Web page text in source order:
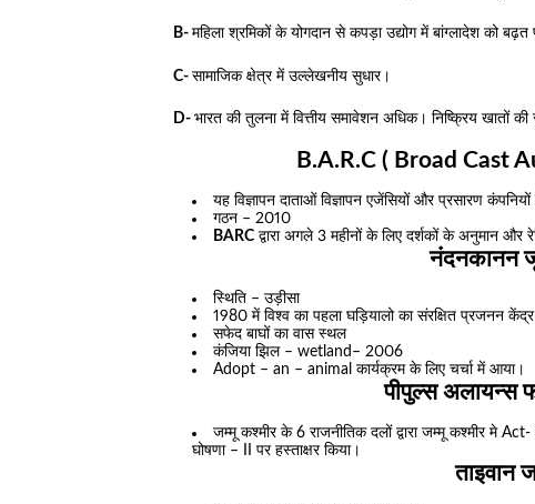
B- महिला श्रमिकों के योगदान से कपड़ा उद्योग में बांग्लादेश को बढ़त
C- सामाजिक क्षेत्र में उल्लेखनीय सुधार।
D- भारत की तुलना में वित्तीय समावेशन अधिक। निष्क्रिय खातों
B.A.R.C ( Broad Cast
यह विज्ञापन दाताओं विज्ञापन एजेंसियों और प्रसारण
गठन – 2010
BARC द्वारा अगले 3 महीनों के लिए दर्शकों के अनुमान और
नंदनकानन
स्थिति – उड़ीसा
1980 में विश्व का पहला घड़ियालो का संरक्षित प्रजनन
सफेद बाघों का वास स्थल
कंजिया झिल – wetland– 2006
Adopt – an – animal कार्यक्रम के लिए चर्चा में आया।
पीपुल्स अलायन्स
जम्मू कश्मीर के 6 राजनीतिक दलों द्वारा जम्मू कश्मीर
घोषणा – II पर हस्ताक्षर किया।
ताइवान